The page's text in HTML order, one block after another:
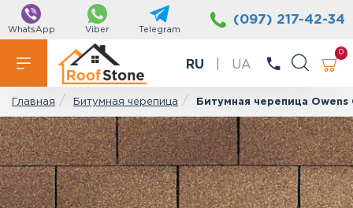
WhatsApp Viber Telegram
(097) 217-42-34
RU UA
0
Главная Битумная черепица Битумная черепица